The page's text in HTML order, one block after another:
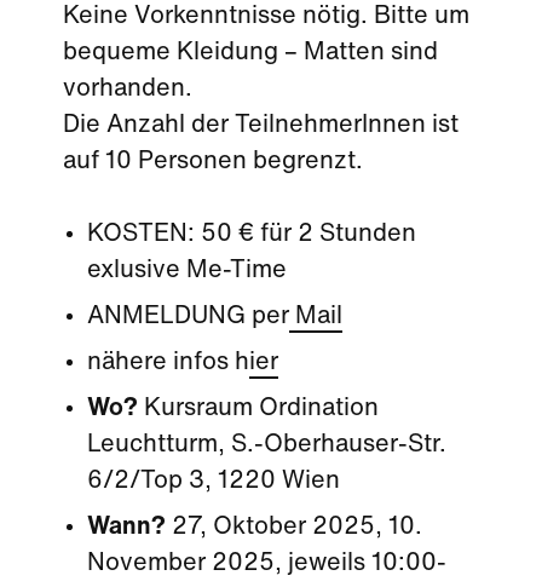
Keine Vorkenntnisse nötig. Bitte um
bequeme Kleidung – Matten sind
vorhanden.
Die Anzahl der TeilnehmerInnen ist
auf 10 Personen begrenzt.
KOSTEN: 50 € für 2 Stunden
exlusive Me-Time
ANMELDUNG per Mail
nähere infos hier
Wo? Kursraum Ordination
Leuchtturm, S.-Oberhauser-Str.
6/2/Top 3, 1220 Wien
Wann? 27, Oktober 2025, 10.
November 2025, jeweils 10:00-